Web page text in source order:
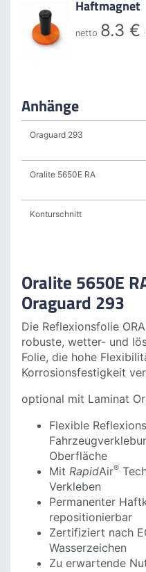
Haftmagnet
netto 8.3 €
Anhänge
Oraguard 293
Oralite 5650E RA
Konturschnitt
Oralite 5650E
Oraguard 293
Die Reflexionsfolie
robuste, wetter- und
Folie, die hohe
Korrosionsfestigkeit
optional mit Laminat
Flexible
Oberfläche
Mit RapidAir®
Verkleben
Permanenter
repositionierbar
Zertifiziert nach
Wasserzeichen
Zu erwartende